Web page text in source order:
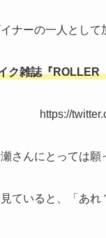
ナーの一人とし
ク雑誌『ROLLER
https://
さんにとっては願
ていると、「あ